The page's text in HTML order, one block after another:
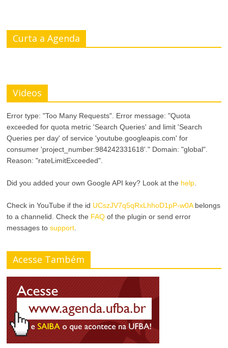
Curta a Agenda
Videos
Error type: "Too Many Requests". Error message: "Quota
exceeded for quota metric 'Search Queries' and limit 'Search
Queries per day' of service 'youtube.googleapis.com' for
consumer 'project_number:984242331618'." Domain: "global".
Reason: "rateLimitExceeded".
Did you added your own Google API key? Look at the help.
Check in YouTube if the id UCszJV7q5qRxLhhoD1pP-w0Abelongs
to a channelid. Check the FAQ of the plugin or send error
messages tosupport.
Acesse Também